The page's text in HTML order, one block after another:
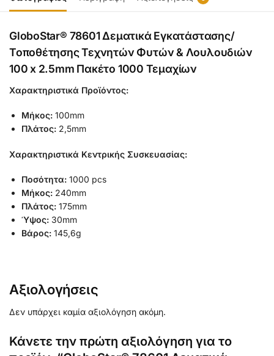
GloboStar® 78601 Δεματικά Εγκατάστασης/
Τοποθέτησης Τεχνητών Φυτών & Λουλουδιών
100 x 2.5mm Πακέτο 1000 Τεμαχίων
Χαρακτηριστικά Προϊόντος:
Μήκος: 100mm
Πλάτος: 2,5mm
Χαρακτηριστικά Κεντρικής Συσκευασίας:
Ποσότητα: 1000 pcs
Μήκος: 240mm
Πλάτος: 175mm
Ύψος: 30mm
Βάρος: 145,6g
Αξιολογήσεις
Δεν υπάρχει καμία αξιολόγηση ακόμη.
Κάνετε την πρώτη αξιολόγηση για το